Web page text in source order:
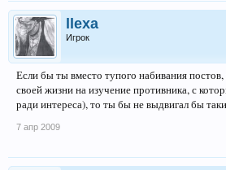
llexa
Игрок
Если бы ты вместо тупого набивания
своей жизни на изучение противника, с
ради интереса), то ты бы не выдвигал бы
7 апр 2009